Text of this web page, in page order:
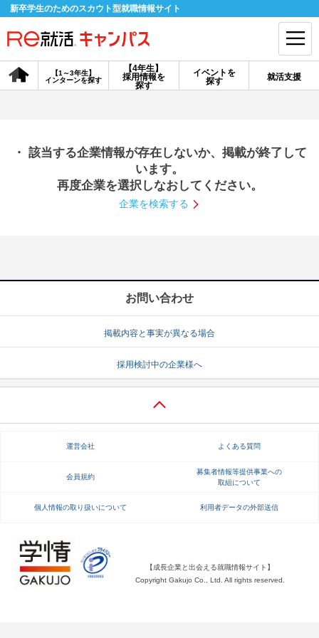
新卒学生のためのスカウト型就職情報サイト
【4年生】
採用情報を
探す
【1～3年生】
インターンを探す
イベントを
探す
就活支援
会員登録 ログイン
探す
【4年生】
説明会を探す
就活ノウハウ・サポート
就活ノウハウが満載！ お役立ち記事・相談室など
就活ニュースペーパー よくある質問
不明点があればこちら
・ 該当する企業情報が存在しないか、掲載が終了して
います。
再度企業を選択しなおしてください。
企業を検索する
お問い合わせ
掲載内容と事実が異なる場合
採用検討中の企業様へ
運営会社 よくある質問
会員規約
募集者情報等提供事業への
取組について
個人情報の取り扱いについて 利用者データの外部送信
【成長企業と出会える就職情報サイト】
Copyright Gakujo Co., Ltd. All rights reserved.